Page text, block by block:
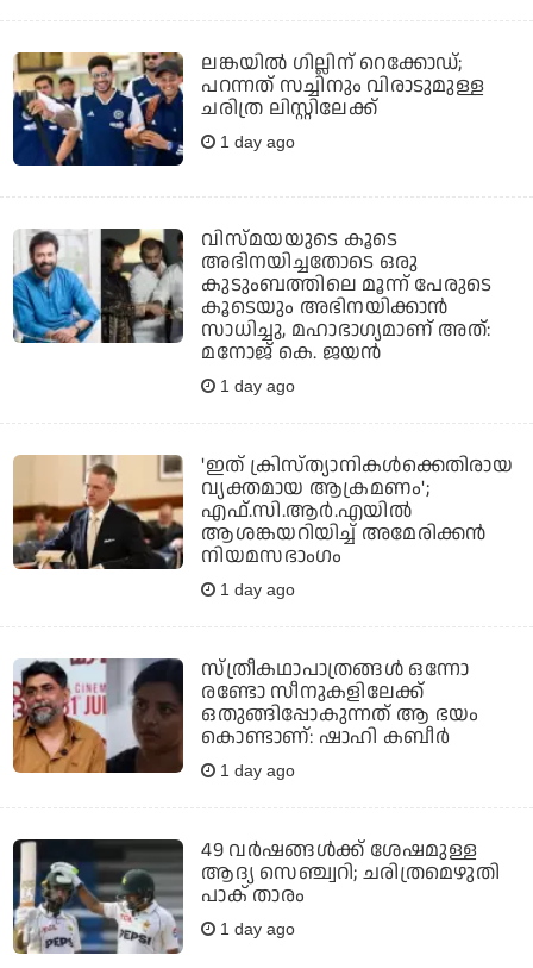
ലങ്കയില്‍ ഗില്ലിന് റെക്കോഡ്;
പറന്നത് സച്ചിനും വിരാടുമുള്ള
ചരിത്ര ലിസ്റ്റിലേക്ക്
1 day ago
വിസ്മയയുടെ കൂടെ
അഭിനയിച്ചതോടെ ഒരു
കുടുംബത്തിലെ മൂന്ന് പേരുടെ
കൂടെയും അഭിനയിക്കാന്‍
സാധിച്ചു, മഹാഭാഗ്യമാണ് അത്:
മനോജ് കെ. ജയന്‍
1 day ago
'ഇത് ക്രിസ്ത്യാനികള്‍ക്കെതിരായ
വ്യക്തമായ ആക്രമണം';
എഫ്.സി.ആര്‍.എയില്‍
ആശങ്കയറിയിച്ച് അമേരിക്കന്‍
നിയമസഭാംഗം
1 day ago
സ്ത്രീകഥാപാത്രങ്ങൾ ഒന്നോ
രണ്ടോ സീനുകളിലേക്ക്
ഒതുങ്ങിപ്പോകുന്നത് ആ ഭയം
കൊണ്ടാണ്: ഷാഹി കബീർ
1 day ago
49 വര്‍ഷങ്ങള്‍ക്ക് ശേഷമുള്ള
ആദ്യ സെഞ്ച്വറി; ചരിത്രമെഴുതി
പാക് താരം
1 day ago